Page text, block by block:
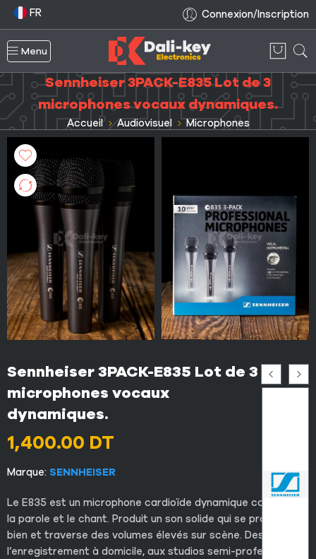
FR Connexion/Inscription
Menu
Sennheiser 3PACK-E835 Lot de 3
microphones vocaux dynamiques.
Accueil Audiovisuel Microphones
Sennheiser 3PACK-E835 Lot de 3
microphones vocaux
dynamiques.
1,400.00 DT
Marque: SENNHEISER
Le E835 est un microphone cardioïde dynamique conçu pour
la parole et le chant. Produit un son solide qui se projette
bien et traverse des volumes élevés sur scène. Destiné à
l’enregistrement à domicile, aux studios semi-professionnels